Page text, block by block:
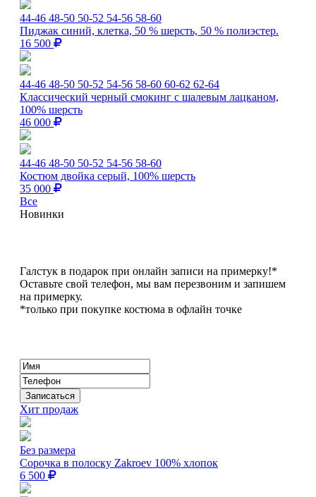
44-46 48-50 50-52 54-56 58-60
Пиджак синий, клетка, 50 % шерсть, 50 % полиэстер.
16 500
44-46 48-50 50-52 54-56 58-60 60-62 62-64
Классический черный смокинг с шалевым лацканом,
100% шерсть
46 000
44-46 48-50 50-52 54-56 58-60
Костюм двойка серый, 100% шерсть
35 000
Все
Новинки
Галстук в подарок при онлайн записи на примерку!*
Оставьте свой телефон, мы вам перезвоним и запишем
на примерку.
*только при покупке костюма в офлайн точке
Хит продаж
Без размера
Сорочка в полоску Zakroev 100% хлопок
6 500